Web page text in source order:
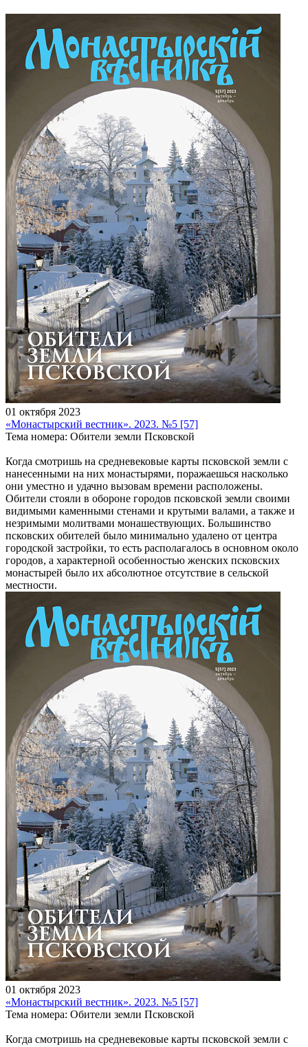
01 октября 2023
«Монастырский вестник». 2023. №5 [57]
Тема номера: Обители земли Псковской
Когда смотришь на средневековые карты псковской земли с
нанесенными на них монастырями, поражаешься насколько
они уместно и удачно вызовам времени расположены.
Обители стояли в обороне городов псковской земли своими
видимыми каменными стенами и крутыми валами, а также и
незримыми молитвами монашествующих. Большинство
псковских обителей было минимально удалено от центра
городской застройки, то есть располагалось в основном около
городов, а характерной особенностью женских псковских
монастырей было их абсолютное отсутствие в сельской
местности.
01 октября 2023
«Монастырский вестник». 2023. №5 [57]
Тема номера: Обители земли Псковской
Когда смотришь на средневековые карты псковской земли с